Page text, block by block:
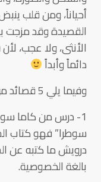
أحياناً، ومن قلب
القصيدة وقد مزجت
الأنثى، ولا عجب،
دائماً وأبداً
وفيما يلي 5 قصائد من أجمل ما كتب :
1- درس من كاما
سوطرا” فهو كتاب
درويش ما كتبه عن
بالغة الخصوصية.